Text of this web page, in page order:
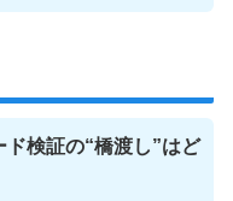
検証の“橋渡し”はど